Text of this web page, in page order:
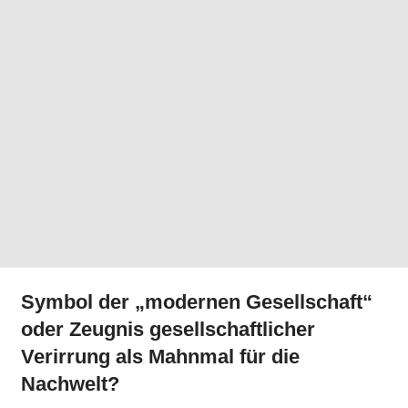
Symbol der „modernen Gesellschaft“
oder Zeugnis gesellschaftlicher
Verirrung als Mahnmal für die
Nachwelt?